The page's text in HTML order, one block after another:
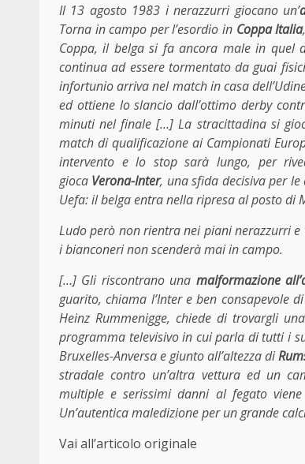
Il 13 agosto 1983 i nerazzurri giocano un’
Torna in campo per l’esordio in Coppa Italia
Coppa, il belga si fa ancora male in quel
continua ad essere tormentato da guai
infortunio arriva nel match in casa
ed ottiene lo slancio dall’ottimo derby
minuti nel finale […] La stracittadina si
match di qualificazione ai Campionati
intervento e lo stop sarà lungo, per
gioca Verona-Inter, una sfida decisiva per
Uefa: il belga entra nella ripresa al posto
Ludo però non rientra nei piani nerazzurri e
i bianconeri non scenderà mai in campo.
[…] Gli riscontrano una malformazione
guarito, chiama l’Inter e ben consapevole
Heinz Rummenigge, chiede di trovargli
programma televisivo in cui parla di tutti i
Bruxelles-Anversa e giunto all’altezza di
stradale contro un’altra vettura ed un
multiple e serissimi danni al fegato
Un’autentica maledizione per un grande
Vai all’articolo originale